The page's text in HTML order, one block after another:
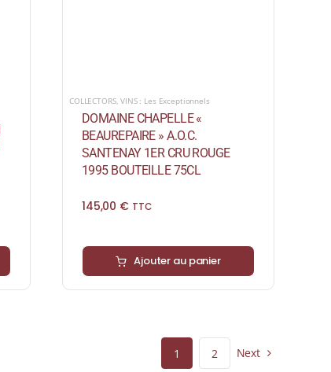
COLLECTORS,VINS : Les Exceptionnels
DOMAINE CHAPELLE «
BEAUREPAIRE » A.O.C.
SANTENAY 1ER CRU ROUGE
1995 BOUTEILLE 75CL
145,00 € TTC
Ajouter au panier
1 2 Next